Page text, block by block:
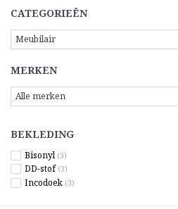
CATEGORIEËN
MERKEN
BEKLEDING
Bisonyl (3)
DD-stof (3)
Incodoek (3)